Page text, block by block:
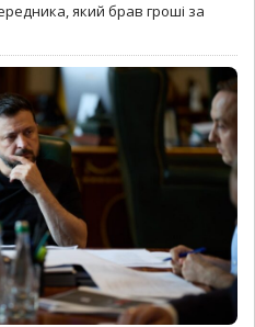
який брав гроші за